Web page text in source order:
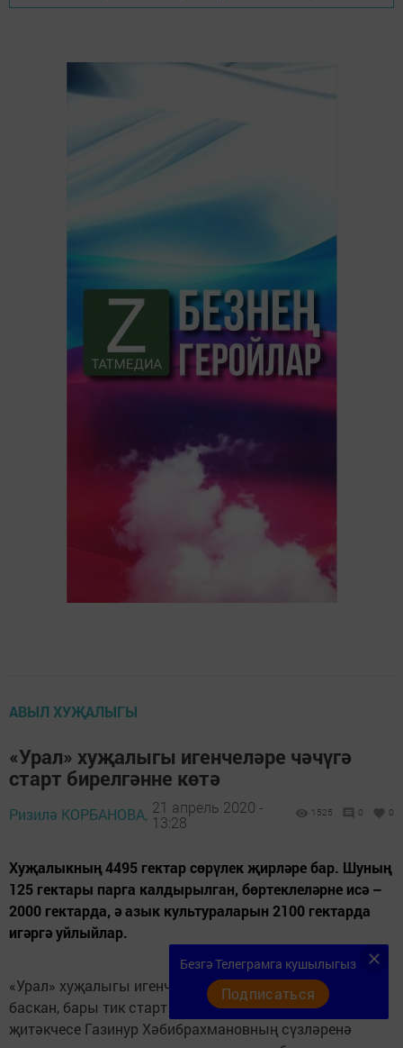
АВЫЛ ХУҖАЛЫГЫ
«Урал» хуҗалыгы игенчеләре чәчүгә
старт бирелгәнне көтә
Ризилә КОРБАНОВА, 21 апрель 2020 -
13:28
1525 0 0
Хуҗалыкның 4495 гектар сөрүлек җирләре бар. Шуның
125 гектары парга калдырылган, бөртеклеләрне исә –
2000 гектарда, ә азык культураларын 2100 гектарда
игәргә уйлыйлар.
«Урал» хуҗалыгы игенчеләре әзерлек сызыгына
баскан, бары тик старт бирелгәнне генә көтә. Хуҗалык
җитәкчесе Газинур Хәбибрахмановның сүзләренә
Безгә Телеграмга кушылыгыз
Подписаться